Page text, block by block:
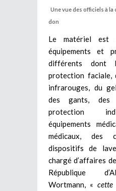
Une vue des officiels à la
don
Le matériel est
équipements et
différents dont
protection faciale,
infrarouges, du
des gants, des
protection
équipements
médicaux, des
dispositifs de
chargé d’affaires
République
Wortmann, «